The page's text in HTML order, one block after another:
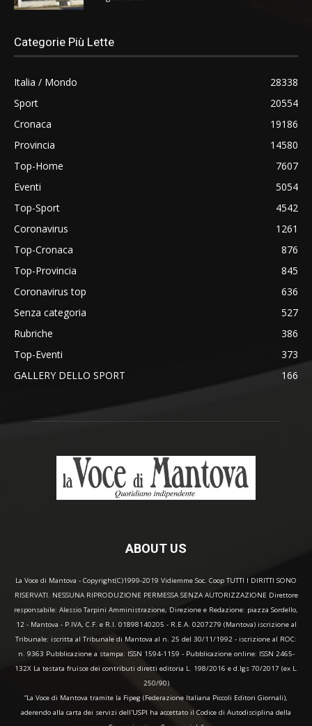
Categorie Più Lette
Italia / Mondo
28338
Sport
20554
Cronaca
19186
Provincia
14580
Top-Home
7607
Eventi
5054
Top-Sport
4542
Coronavirus
1261
Top-Cronaca
876
Top-Provincia
845
Coronavirus top
636
Senza categoria
527
Rubriche
386
Top-Eventi
373
GALLERY DELLO SPORT
166
ABOUT US
La Voce di Mantova - Copyright(C)1999-2019 Vidiemme Soc. Coop TUTTI I DIRITTI SONO
RISERVATI. NESSUNA RIPRODUZIONE PERMESSA SENZA AUTORIZZAZIONE Direttore
responsabile: Alessio Tarpini Amministrazione, Direzione e Redazione: piazza Sordello,
12 - Mantova - P.IVA, C.F. e R.I. 01898140205 - R.E.A. 0207279 (Mantova) iscrizione al
Tribunale: iscritta al Tribunale di Mantova al n. 25 del 30/11/1992 - iscrizione al ROC:
n. 9363 Pubblicazione a stampa: ISSN 1594-1159 - Pubblicazione online: ISSN 2465-
132X La testata fruisce dei contributi diretti editoria L. 198/2016 e d.lgs 70/2017 (ex L.
250/90)
“La Voce di Mantova tramite la Fipeg (Federazione Italiana Piccoli Editori Giornali),
aderendo alla carta dei servizi dell'USPI ha accettato il Codice di Autodisciplina della